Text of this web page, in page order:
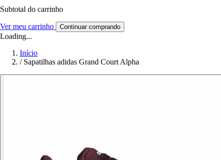
Subtotal do carrinho
Ver meu carrinho Continuar comprando
Loading...
Início
/ Sapatilhas adidas Grand Court Alpha